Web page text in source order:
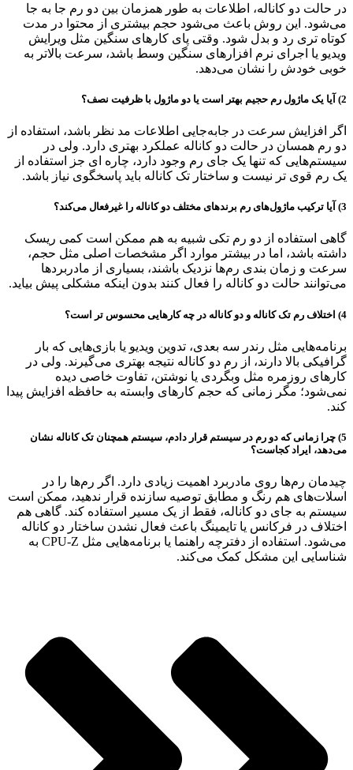
در حالت دو کاناله، اطلاعات به طور همزمان بین دو رم جا به جا
می‌شود. این روش باعث می‌شود حجم بیشتری از محتوا در مدت
کوتاه تری رد و بدل شود. وقتی پای کارهای سنگین مثل ویرایش
ویدیو یا اجرای نرم افزارهای سنگین وسط باشد، سرعت بالاتر به
خوبی خودش را نشان می‌دهد.
2) آیا یک ماژول رم حجیم بهتر است یا دو ماژول با ظرفیت نصف؟
اگر افزایش سرعت در جابه‌جایی اطلاعات مد نظر باشد، استفاده از
دو رم همسان در حالت دو کاناله عملکرد بهتری دارد. ولی در
سیستم‌هایی که تنها یک جای رم وجود دارد، چاره ای جز استفاده از
یک رم قوی تر نیست و ساختار تک کاناله باید پاسخگوی نیاز باشد.
3) آیا ترکیب ماژول‌های رم برندهای مختلف دو کاناله را غیرفعال می‌کند؟
گاهی استفاده از دو رم تکی شبیه به هم ممکن است کمی ریسک
داشته باشد، اما در بیشتر موارد اگر مشخصات اصلی مثل حجم،
سرعت و زمان بندی رم‌ها نزدیک باشند، بسیاری از مادربردها
می‌توانند حالت دو کاناله را فعال کنند بدون اینکه مشکلی پیش بیاید.
4) اختلاف رم تک کاناله و دو کاناله در چه کارهایی محسوس تر است؟
برنامه‌هایی مثل رندر سه بعدی، تدوین ویدیو یا بازی‌هایی که بار
گرافیکی بالا دارند، از رم دو کاناله نتیجه بهتری می‌گیرند. ولی در
کارهای روزمره مثل وبگردی یا نوشتن، تفاوت خاصی دیده
نمی‌شود؛ مگر زمانی که حجم کارهای وابسته به حافظه افزایش پیدا
کند.
5) چرا زمانی که دو رم در سیستم قرار دادم، سیستم همچنان تک کاناله نشان
می‌دهد، ایراد کجاست؟
چیدمان رم‌ها روی مادربرد اهمیت زیادی دارد. اگر رم‌ها را در
اسلات‌های هم رنگ و مطابق توصیه سازنده قرار ندهید، ممکن است
سیستم به جای دو کاناله، فقط از یک مسیر استفاده کند. گاهی هم
اختلاف در فرکانس یا تایمینگ باعث فعال نشدن ساختار دو کاناله
می‌شود. استفاده از دفترچه راهنما یا برنامه‌هایی مثل CPU-Z به
شناسایی این مشکل کمک می‌کند.